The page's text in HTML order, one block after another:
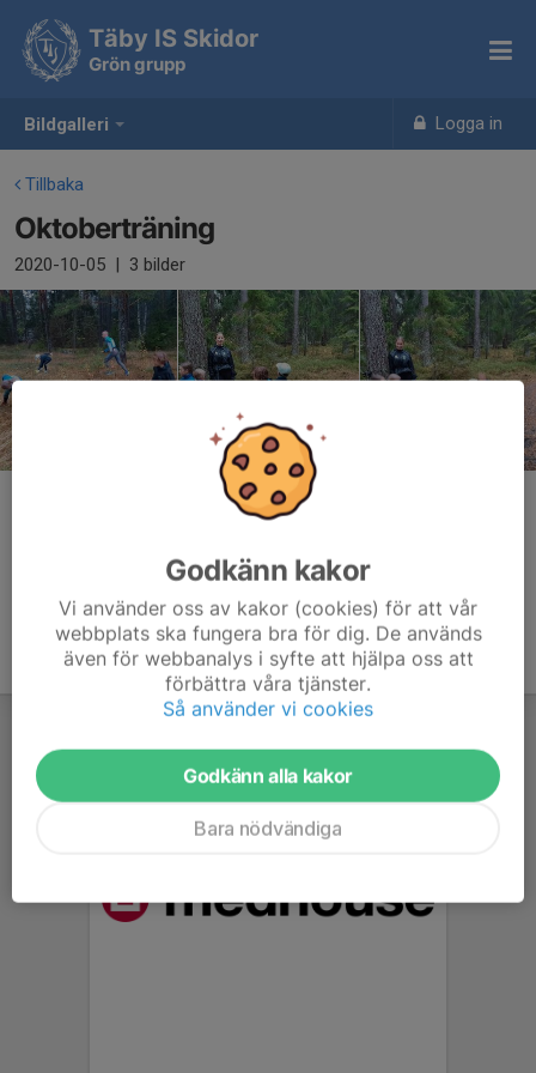
Bildgalleri Logga in
Täby IS Skidor
Grön grupp
Tillbaka
Oktoberträning
2020-10-05 | 3 bilder
Godkänn kakor
Vi använder oss av kakor (cookies) för att vår
webbplats ska fungera bra för dig. De används
även för webbanalys i syfte att hjälpa oss att
förbättra våra tjänster.
Så använder vi cookies
Godkänn alla kakor
Bara nödvändiga